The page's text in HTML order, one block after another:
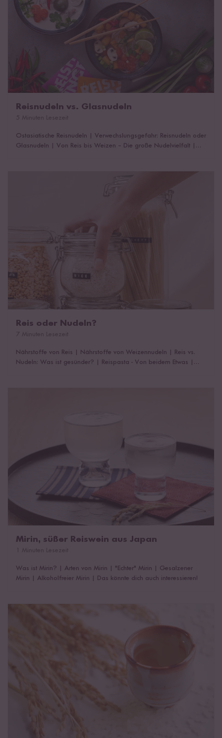
Reisnudeln vs. Glasnudeln
Ostasiatische Reisnudeln
Verwechslungsgefahr: Reisnudeln oder
Glasnudeln
Von Reis bis Weizen – Die große Nudelvielfalt
Reis oder Nudeln?
Nährstoffe von Reis | Nährstoffe von Weizennudeln | Reis vs.
Nudeln: Was ist gesünder? | Reispasta - Von beidem Etwas |
Mirin, süßer Reiswein aus Japan
Was ist Mirin? Arten von Mirin "Echter" Mirin
Gesalzener
Mirin
Alkoholfreier Mirin Das könnte dich auch interessieren!